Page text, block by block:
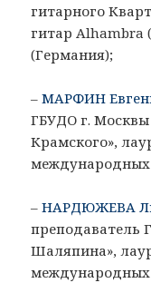
гитарного
гитар Alhambra
(Германия);
–МАРФИН
ГБУДО г.
Крамского»,
международных
–НАРДЮЖЕВА
Шаляпина»,
международных